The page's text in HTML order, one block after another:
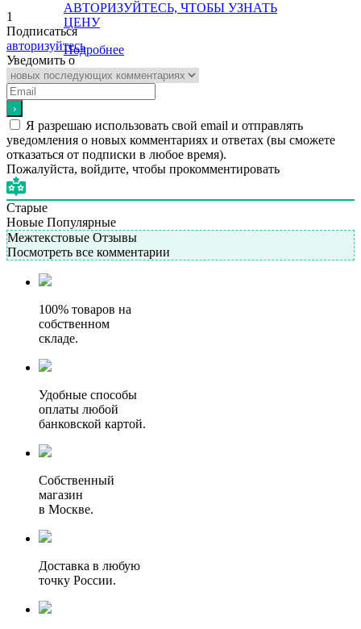
АВТОРИЗУЙТЕСЬ, ЧТОБЫ УЗНАТЬ
ЦЕНУ
Подробнее
1
Подписаться
авторизуйтесь
Уведомить о
Я разрешаю использовать свой email и отправлять
уведомления о новых комментариях и ответах (вы cможете
отказаться от подписки в любое время).
Пожалуйста, войдите, чтобы прокомментировать
Старые
Новые Популярные
Межтекстовые Отзывы
Посмотреть все комментарии
100% товаров на
собственном
складе.
Удобные способы
оплаты любой
банковской картой.
Собственный
магазин
в Москве.
Доставка в любую
точку России.